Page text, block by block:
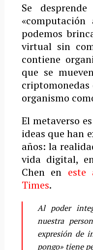
Se
podemos
virtual sin
contiene
que se
criptomonedas
organismo
El metaverso
ideas que han
años: la
vida digital,
Chen en este
Times.
Al poder
nuestra
expresión de
pongo» tiene